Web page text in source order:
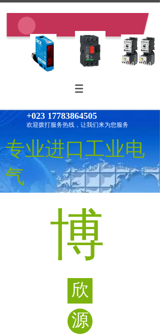
+023 17783864505
欢迎拨打服务热线，让我们来为您服务
专业进口工业电
气
博
欣
源